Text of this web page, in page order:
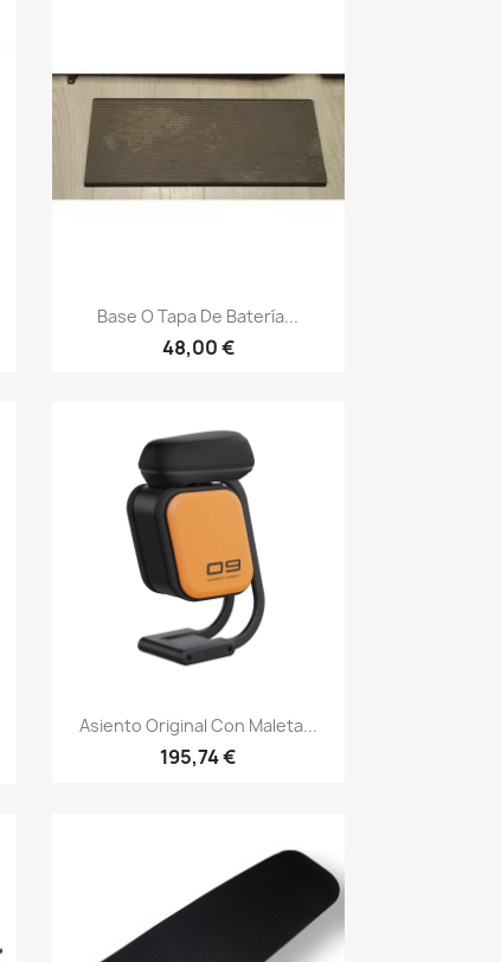
Vista rápida
Base O Tapa De Batería...
48,00 €
Vista rápida
Asiento Original Con Maleta...
195,74 €